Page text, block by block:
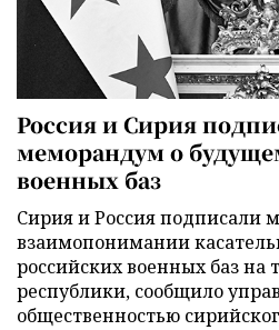
Россия и Сирия
меморандум о
военных баз
Сирия и Россия подписали
взаимопонимании
российских военных баз на
республики, сообщило
общественностью